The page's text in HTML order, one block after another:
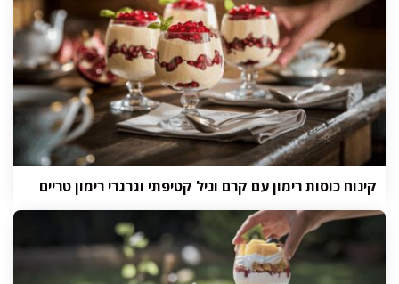
קינוח כוסות רימון עם קרם וניל קטיפתי וגרגרי רימון טריים